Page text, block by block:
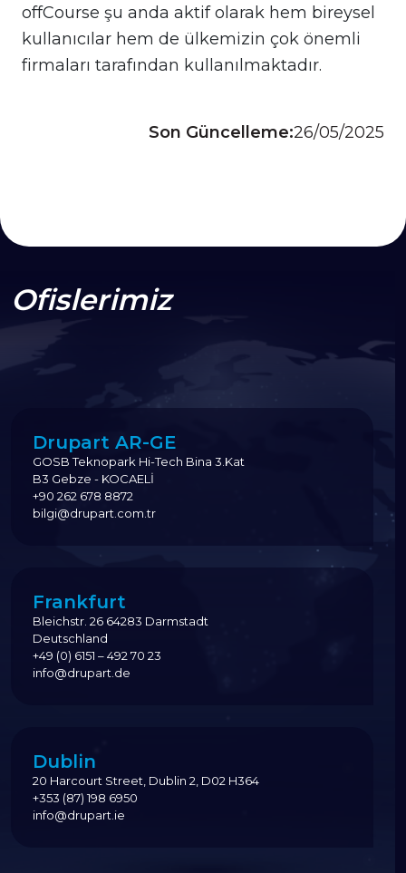
offCourse şu anda aktif olarak hem bireysel
kullanıcılar hem de ülkemizin çok önemli
firmaları tarafından kullanılmaktadır.
Son Güncelleme:26/05/2025
Ofislerimiz
Drupart AR-GE
GOSB Teknopark Hi-Tech Bina 3.Kat
B3 Gebze - KOCAELİ
+90 262 678 8872
bilgi@drupart.com.tr
Frankfurt
Bleichstr. 26 64283 Darmstadt
Deutschland
+49 (0) 6151 – 492 70 23
info@drupart.de
Dublin
20 Harcourt Street, Dublin 2, D02 H364
+353 (87) 198 6950
info@drupart.ie